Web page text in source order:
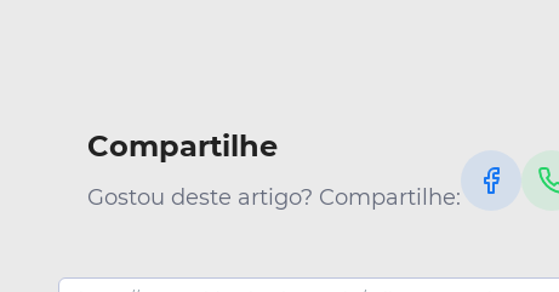
Compartilhe
Gostou deste artigo? Compartilhe: